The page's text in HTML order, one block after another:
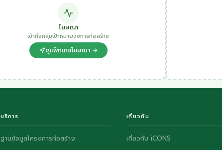
โฆษณา
เข้าถึงกลุ่มเป้าหมายวงการก่อสร้าง
ดูแพ็กเกจโฆษณา →
บริการ
ฐานข้อมูลโครงการก่อสร้าง
เกี่ยวกับ
เกี่ยวกับ iCONS